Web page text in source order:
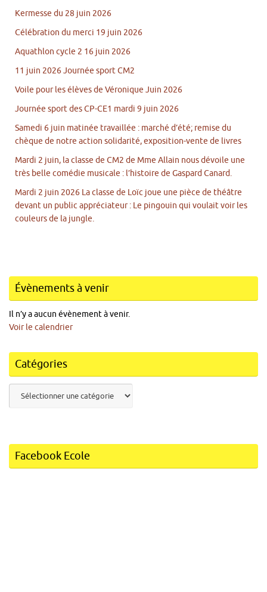
Kermesse du 28 juin 2026
Célébration du merci 19 juin 2026
Aquathlon cycle 2 16 juin 2026
11 juin 2026 Journée sport CM2
Voile pour les élèves de Véronique Juin 2026
Journée sport des CP-CE1 mardi 9 juin 2026
Samedi 6 juin matinée travaillée : marché d’été; remise du
chèque de notre action solidarité, exposition-vente de livres
Mardi 2 juin, la classe de CM2 de Mme Allain nous dévoile une
très belle comédie musicale : l’histoire de Gaspard Canard.
Mardi 2 juin 2026 La classe de Loïc joue une pièce de théâtre
devant un public appréciateur : Le pingouin qui voulait voir les
couleurs de la jungle.
Évènements à venir
Il n’y a aucun évènement à venir.
Voir le calendrier
Catégories
Facebook Ecole